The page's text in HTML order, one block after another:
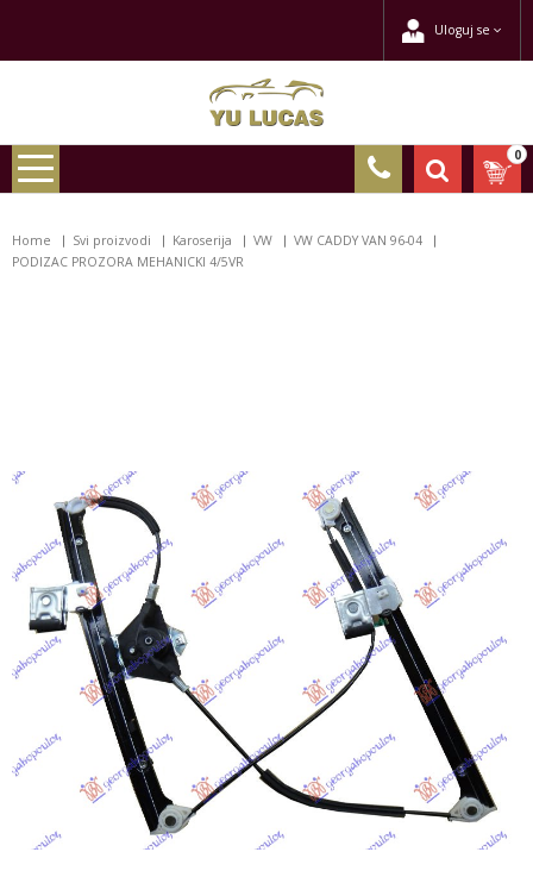
Uloguj se
0
Home Svi proizvodi Karoserija VW
VW CADDY VAN 96-04
PODIZAC PROZORA MEHANICKI 4/5VR